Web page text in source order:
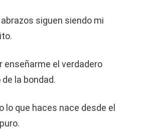
siguen siendo mi
enseñarme el verdadero
la bondad.
lo que haces nace desde el